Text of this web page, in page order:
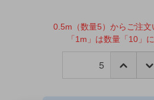
0.5m（数量5）からご注文
「1m」は数量「10」